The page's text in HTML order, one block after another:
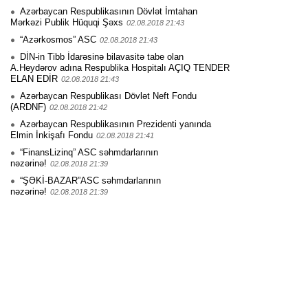
Azərbaycan Respublikasının Dövlət İmtahan
Mərkəzi Publik Hüquqi Şəxs 02.08.2018 21:43
“Azərkosmos” ASC 02.08.2018 21:43
DİN-in Tibb İdarəsinə bilavasitə tabe olan
A.Heydərov adına Respublika Hospitalı AÇIQ TENDER
ELAN EDİR 02.08.2018 21:43
Azərbaycan Respublikası Dövlət Neft Fondu
(ARDNF) 02.08.2018 21:42
Azərbaycan Respublikasının Prezidenti yanında
Elmin İnkişafı Fondu 02.08.2018 21:41
“FinansLizinq” ASC səhmdarlarının
nəzərinə! 02.08.2018 21:39
“ŞƏKİ-BAZAR”ASC səhmdarlarının
nəzərinə! 02.08.2018 21:39